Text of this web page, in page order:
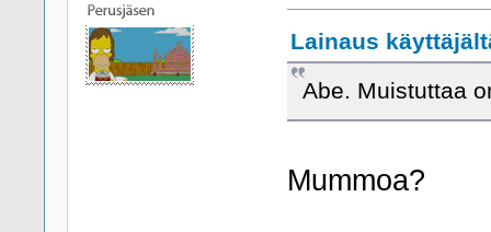
Lainaus
Abe. Muistuttaa
Mummoa?